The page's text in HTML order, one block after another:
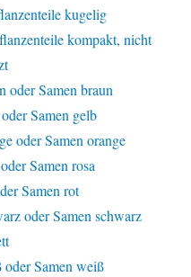
kugelig
kompakt, nicht
oder Samen braun
Samen gelb
oder Samen orange
Samen rosa
Samen rot
oder Samen schwarz
Samen weiß